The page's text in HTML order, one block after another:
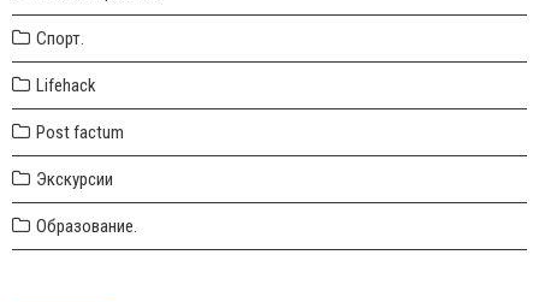
Спорт.
Lifehack
Post factum
Экскурсии
Образование.